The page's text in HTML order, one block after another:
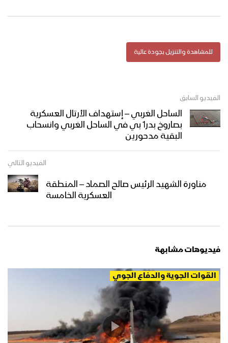
للمشاهدة والتنزيل بجودة عالية
الفيديو السابق
الساحل الغربي – إستهداف الأرتال العسكرية
بصاروخ بدر1 بي في الساحل الغربي وانسحاب
البقية مدحورين
الفيديو التالي
مناورة الشهيد الرئيس صالح الصماد – المنطقة
العسكرية الخامسة
فيديوهات مشابهة
القوات الجوية والدفاع الجوي